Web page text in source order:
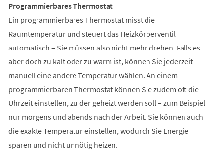
Programmierbares Thermostat
Ein programmierbares Thermostat misst die
Raumtemperatur und steuert das Heizkörperventil
automatisch – Sie müssen also nicht mehr drehen. Falls es
aber doch zu kalt oder zu warm ist, können Sie jederzeit
manuell eine andere Temperatur wählen. An einem
programmierbaren Thermostat können Sie zudem oft die
Uhrzeit einstellen, zu der geheizt werden soll – zum Beispiel
nur morgens und abends nach der Arbeit. Sie können auch
die exakte Temperatur einstellen, wodurch Sie Energie
sparen und nicht unnötig heizen.